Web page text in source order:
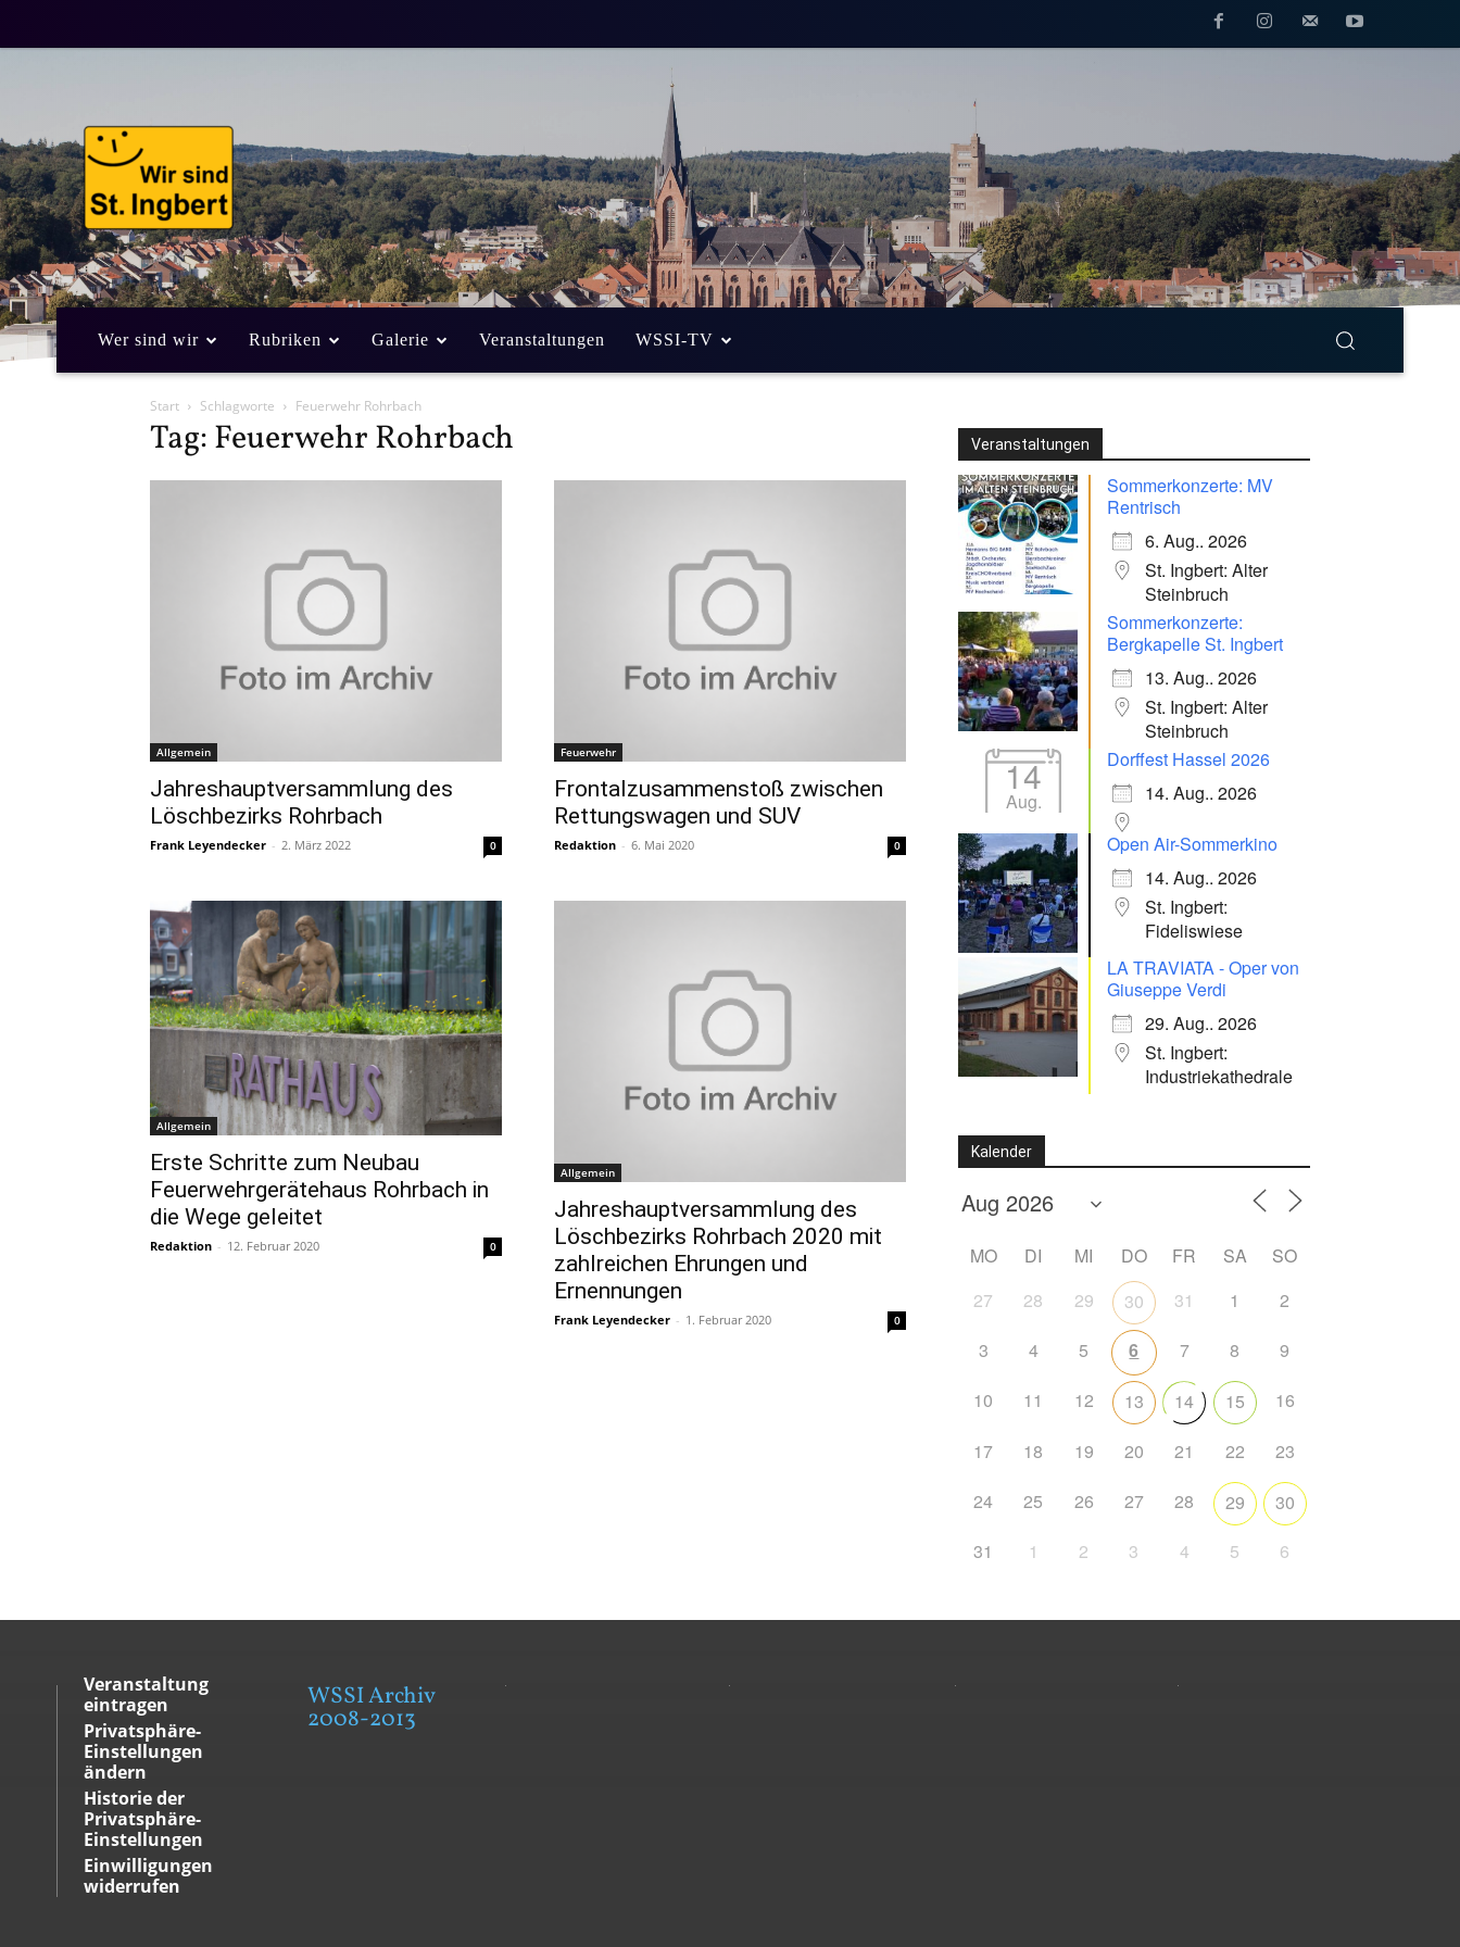
Wer sind wir Rubriken Galerie Veranstaltungen WSSI-TV
Start Schlagworte Feuerwehr Rohrbach
Tag: Feuerwehr Rohrbach
Allgemein
Jahreshauptversammlung des
Löschbezirks Rohrbach
Frank Leyendecker - 2. März 2022 0
Feuerwehr
Frontalzusammenstoß zwischen
Rettungswagen und SUV
Redaktion - 6. Mai 2020 0
Allgemein
Erste Schritte zum Neubau
Feuerwehrgerätehaus Rohrbach in
die Wege geleitet
Redaktion - 12. Februar 2020 0
Allgemein
Jahreshauptversammlung des
Löschbezirks Rohrbach 2020 mit
zahlreichen Ehrungen und
Ernennungen
Frank Leyendecker - 1. Februar 2020 0
Veranstaltungen
Sommerkonzerte: MV
Rentrisch
6. Aug.. 2026
St. Ingbert: Alter
Steinbruch
Sommerkonzerte:
Bergkapelle St. Ingbert
13. Aug.. 2026
St. Ingbert: Alter
Steinbruch
14
Aug.
Dorffest Hassel 2026
14. Aug.. 2026
Open Air-Sommerkino
14. Aug.. 2026
St. Ingbert:
Fideliswiese
LA TRAVIATA - Oper von
Giuseppe Verdi
29. Aug.. 2026
St. Ingbert:
Industriekathedrale
Kalender
MO DI MI DO FR SA
SO
27
28 29 30 31 1 2
3 4 5 6 7 8 9
10 11 12 13 14 15 16
17 18 19 20 21 22 23
24 25 26 27 28 29
30
31
1 2 3 4 5 6
Veranstaltung
eintragen
Privatsphäre-
Einstellungen
ändern
Historie der
Privatsphäre-
Einstellungen
Einwilligungen
widerrufen
WSSI Archiv
2008-2013